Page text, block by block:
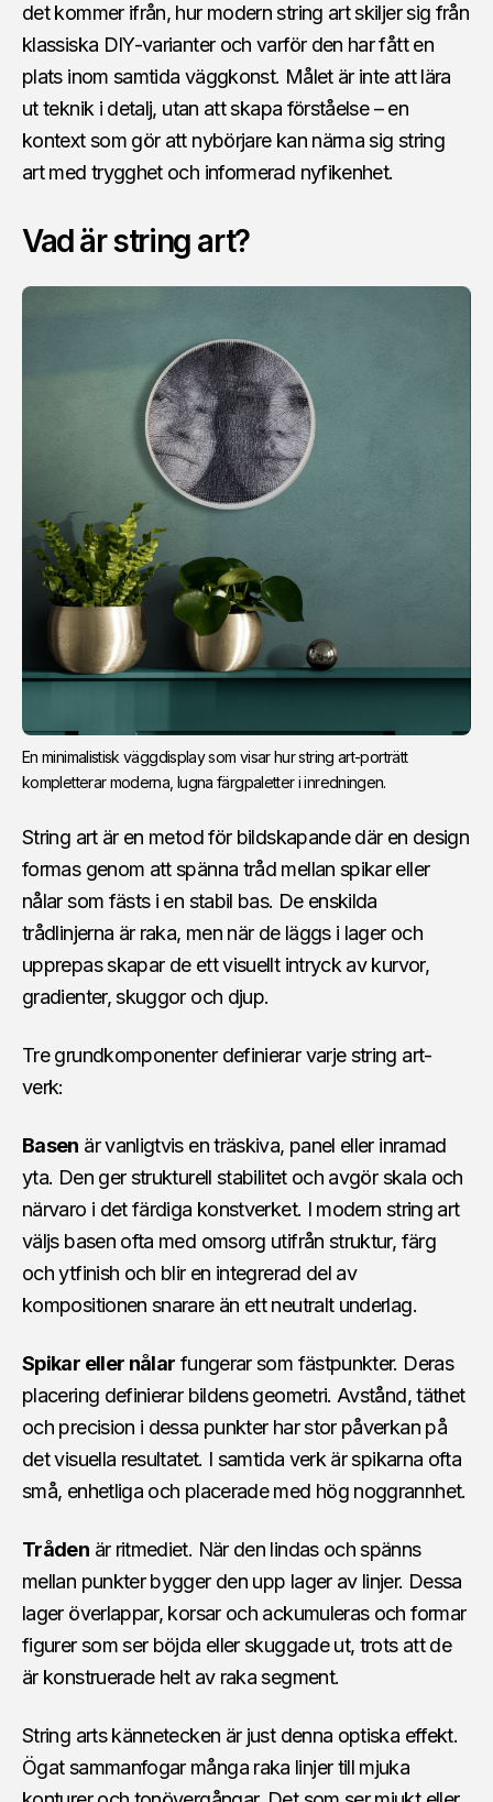
det kommer ifrån, hur modern string art skiljer sig från
klassiska DIY-varianter och varför den har fått en
plats inom samtida väggkonst. Målet är inte att lära
ut teknik i detalj, utan att skapa förståelse – en
kontext som gör att nybörjare kan närma sig string
art med trygghet och informerad nyfikenhet.
Vad är string art?
En minimalistisk väggdisplay som visar hur string art-porträtt
kompletterar moderna, lugna färgpaletter i inredningen.
String art är en metod för bildskapande där en design
formas genom att spänna tråd mellan spikar eller
nålar som fästs i en stabil bas. De enskilda
trådlinjerna är raka, men när de läggs i lager och
upprepas skapar de ett visuellt intryck av kurvor,
gradienter, skuggor och djup.
Tre grundkomponenter definierar varje string art-
verk:
Basen är vanligtvis en träskiva, panel eller inramad
yta. Den ger strukturell stabilitet och avgör skala och
närvaro i det färdiga konstverket. I modern string art
väljs basen ofta med omsorg utifrån struktur, färg
och ytfinish och blir en integrerad del av
kompositionen snarare än ett neutralt underlag.
Spikar eller nålar fungerar som fästpunkter. Deras
placering definierar bildens geometri. Avstånd, täthet
och precision i dessa punkter har stor påverkan på
det visuella resultatet. I samtida verk är spikarna ofta
små, enhetliga och placerade med hög noggrannhet.
Tråden är ritmediet. När den lindas och spänns
mellan punkter bygger den upp lager av linjer. Dessa
lager överlappar, korsar och ackumuleras och formar
figurer som ser böjda eller skuggade ut, trots att de
är konstruerade helt av raka segment.
String arts kännetecken är just denna optiska effekt.
Ögat sammanfogar många raka linjer till mjuka